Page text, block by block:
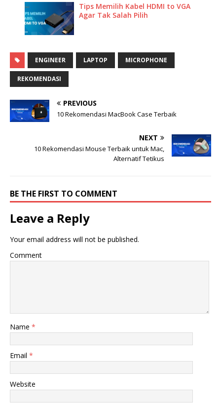
Tips Memilih Kabel HDMI to VGA
Agar Tak Salah Pilih
ENGINEER LAPTOP MICROPHONE
REKOMENDASI
PREVIOUS
10 Rekomendasi MacBook Case Terbaik
NEXT
10 Rekomendasi Mouse Terbaik untuk Mac,
Alternatif Tetikus
BE THE FIRST TO COMMENT
Leave a Reply
Your email address will not be published.
Comment
Name *
Email *
Website